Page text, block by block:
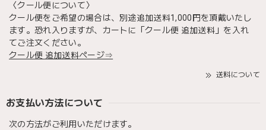
〈クール便について〉
クール便をご希望の場合は、別途追加送料1,000円を頂戴いたし
ます。恐れ入りますが、カートに「クール便 追加送料」を入れ
てご注文ください。
クール便 追加送料ページ⇒
送料について
お支払い方法について
次の方法がご利用いただけます。